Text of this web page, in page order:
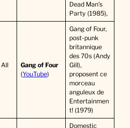
Dead Man’s
Party (1985),
Gang of Four
(YouTube)
Gang of Four,
post-punk
britannique
des 70s (Andy
Gill),
proposent ce
morceau
anguleux de
Entertainmen
t! (1979)
Domestic